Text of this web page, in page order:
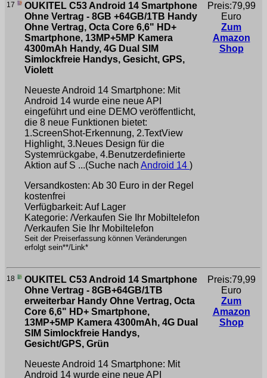
17
OUKITEL C53 Android 14 Smartphone
Ohne Vertrag - 8GB +64GB/1TB Handy
Ohne Vertrag, Octa Core 6,6" HD+
Smartphone, 13MP+5MP Kamera
4300mAh Handy, 4G Dual SIM
Simlockfreie Handys, Gesicht, GPS,
Violett
Neueste Android 14 Smartphone: Mit
Android 14 wurde eine neue API
eingeführt und eine DEMO veröffentlicht,
die 8 neue Funktionen bietet:
1.ScreenShot-Erkennung, 2.TextView
Highlight, 3.Neues Design für die
Systemrückgabe, 4.Benutzerdefinierte
Aktion auf S ...(Suche nach Android 14 )
Versandkosten: Ab 30 Euro in der Regel
kostenfrei
Verfügbarkeit: Auf Lager
Kategorie: /Verkaufen Sie Ihr Mobiltelefon
/Verkaufen Sie Ihr Mobiltelefon
Seit der Preiserfassung können Veränderungen
erfolgt sein**/Link*
Preis:79,99
Euro
Zum
Amazon
Shop
18
OUKITEL C53 Android 14 Smartphone
Ohne Vertrag - 8GB+64GB/1TB
erweiterbar Handy Ohne Vertrag, Octa
Core 6,6" HD+ Smartphone,
13MP+5MP Kamera 4300mAh, 4G Dual
SIM Simlockfreie Handys,
Gesicht/GPS, Grün
Neueste Android 14 Smartphone: Mit
Android 14 wurde eine neue API
Preis:79,99
Euro
Zum
Amazon
Shop